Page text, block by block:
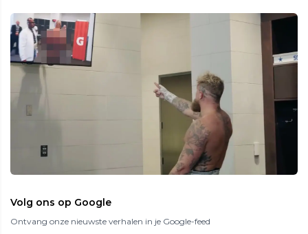
Volg ons op Google
Ontvang onze nieuwste verhalen in je Google-feed